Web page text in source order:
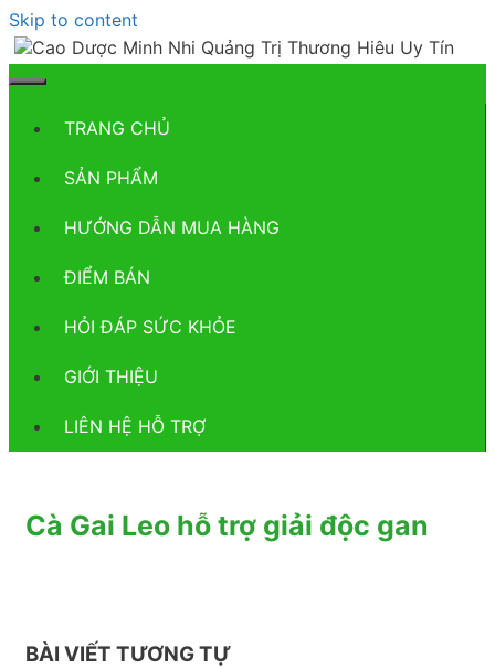
Skip to content
TRANG CHỦ
SẢN PHẨM
HƯỚNG DẪN MUA HÀNG
ĐIỂM BÁN
HỎI ĐÁP SỨC KHỎE
GIỚI THIỆU
LIÊN HỆ HỖ TRỢ
Cà Gai Leo hỗ trợ giải độc gan
BÀI VIẾT TƯƠNG TỰ